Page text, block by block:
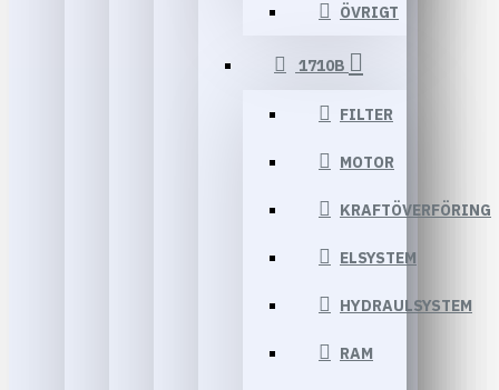
ÖVRIGT
1710B
FILTER
MOTOR
KRAFTÖVERFÖRING
ELSYSTEM
HYDRAULSYSTEM
RAM